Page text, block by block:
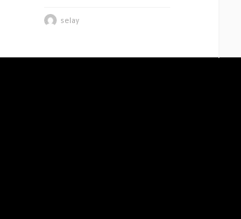
selay